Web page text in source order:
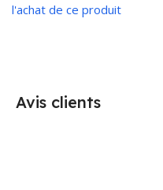
l'achat de ce produit
Avis clients